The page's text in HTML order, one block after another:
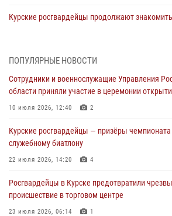
Курские росгвардейцы продолжают
оздоровительных лагерях
05 августа 2026, 09:51
сбыта крупной партии наркотиков
04 августа 2026, 12:52
85 владельцев оружия
04 августа 2026, 07:00
ПОПУЛЯРНЫЕ НОВОСТИ
Сотрудники и военнослужащие Управления
области приняли участие в церемонии
10 июля 2026, 12:40 2
Курские росгвардейцы — призёры
служебному биатлону
22 июля 2026, 14:20 4
Росгвардейцы в Курске предотвратили
происшествие в торговом центре
23 июля 2026, 06:14 1